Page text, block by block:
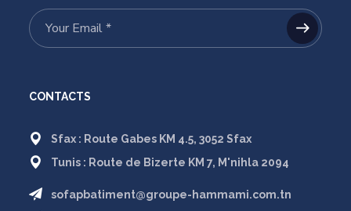
CONTACTS
Sfax : Route Gabes KM 4.5, 3052 Sfax
Tunis : Route de Bizerte KM 7, M'nihla 2094
sofapbatiment@groupe-hammami.com.tn